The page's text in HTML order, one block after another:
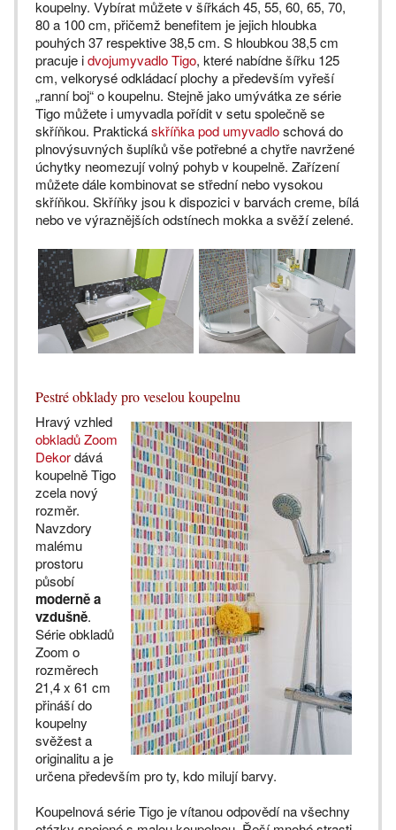
koupelny. Vybírat můžete v šířkách 45, 55, 60, 65, 70,
80 a 100 cm, přičemž benefitem je jejich hloubka
pouhých 37 respektive 38,5 cm. S hloubkou 38,5 cm
pracuje idvojumyvadlo Tigo, které nabídne šířku 125
cm, velkorysé odkládací plochy a především vyřeší
„ranní boj“ o koupelnu. Stejně jako umývátka ze série
Tigo můžete i umyvadla pořídit v setu společně se
skříňkou. Praktickáskříňka pod umyvadloschová do
plnovýsuvných šuplíků vše potřebné a chytře navržené
úchytky neomezují volný pohyb v koupelně. Zařízení
můžete dále kombinovat se střední nebo vysokou
skříňkou. Skříňky jsou k dispozici v barvách creme, bílá
nebo ve výraznějších odstínech mokka a svěží zelené.
Pestré obklady pro veselou koupelnu
Hravý vzhled
obkladů Zoom
Dekordává
koupelně Tigo
zcela nový
rozměr.
Navzdory
malému
prostoru
působí
moderně a
vzdušně.
Série obkladů
Zoom o
rozměrech
21,4 x 61 cm
přináší do
koupelny
svěžest a
originalitu a je
určena především pro ty, kdo milují barvy.
Koupelnová série Tigo je vítanou odpovědí na všechny